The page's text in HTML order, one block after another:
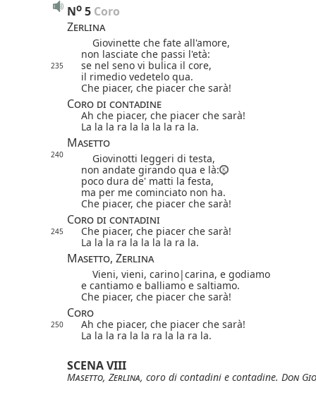
No 5 Coro
Zerlina
Giovinette che fate all'amore,
non lasciate che passi l'età:
235
se nel seno vi bulica il core,
il rimedio vedetelo qua.
Che piacer, che piacer che sarà!
Coro di contadine
Ah che piacer, che piacer che sarà!
La la la ra la la la la ra la.
Masetto
240
Giovinotti leggeri di testa,
non andate girando qua e là:
poco dura de' matti la festa,
ma per me cominciato non ha.
Che piacer, che piacer che sarà!
Coro di contadini
245
Che piacer, che piacer che sarà!
La la la ra la la la la ra la.
Masetto, Zerlina
Vieni, vieni, carino|carina, e godiamo
e cantiamo e balliamo e saltiamo.
Che piacer, che piacer che sarà!
Coro
250
Ah che piacer, che piacer che sarà!
La la la ra la la ra la la ra la.
SCENA VIII
Masetto, Zerlina, coro di contadini e contadine. Don